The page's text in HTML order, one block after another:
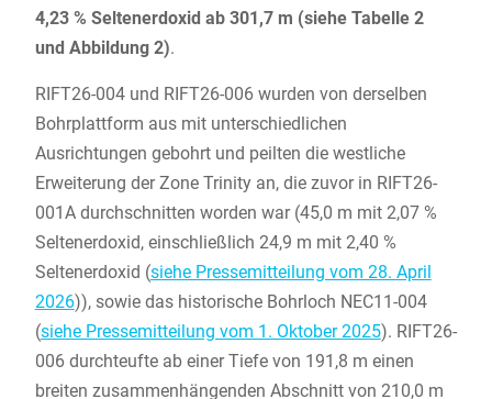
4,23 % Seltenerdoxid ab 301,7 m (siehe Tabelle 2
und Abbildung 2).
RIFT26-004 und RIFT26-006 wurden von derselben
Bohrplattform aus mit unterschiedlichen
Ausrichtungen gebohrt und peilten die westliche
Erweiterung der Zone Trinity an, die zuvor in RIFT26-
001A durchschnitten worden war (45,0 m mit 2,07 %
Seltenerdoxid, einschließlich 24,9 m mit 2,40 %
Seltenerdoxid (siehe Pressemitteilung vom 28. April
2026)), sowie das historische Bohrloch NEC11-004
(siehe Pressemitteilung vom 1. Oktober 2025). RIFT26-
006 durchteufte ab einer Tiefe von 191,8 m einen
breiten zusammenhängenden Abschnitt von 210,0 m